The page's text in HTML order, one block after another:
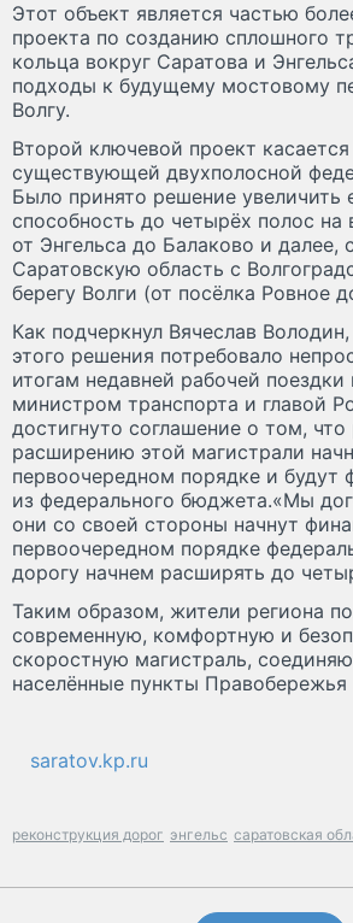
Этот объект является частью
проекта по созданию сплошного
кольца вокруг Саратова и
подходы к будущему мостовому
Волгу.
Второй ключевой проект
существующей двухполосной
Было принято решение увеличить
способность до четырёх полос на
от Энгельса до Балаково и далее,
Саратовскую область с
берегу Волги (от посёлка Ровное
Как подчеркнул Вячеслав
этого решения потребовало
итогам недавней рабочей поездки
министром транспорта и главой
достигнуто соглашение о том,
расширению этой магистрали
первоочередном порядке и будут
из федерального бюджета.«Мы
они со своей стороны начнут
первоочередном порядке
дорогу начнем расширять до
Таким образом, жители региона
современную, комфортную и
скоростную магистраль,
населённые пункты
saratov.kp.ru
реконструкция дорог энгельс саратовская